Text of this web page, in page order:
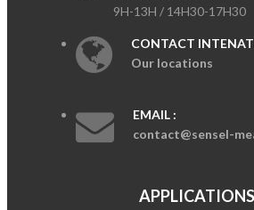
9H-13H / 14H30-17H30
CONTACT
Our locations
EMAIL :
contact@sensel-